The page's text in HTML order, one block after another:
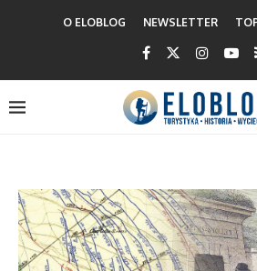
O ELOBLOG NEWSLETTER